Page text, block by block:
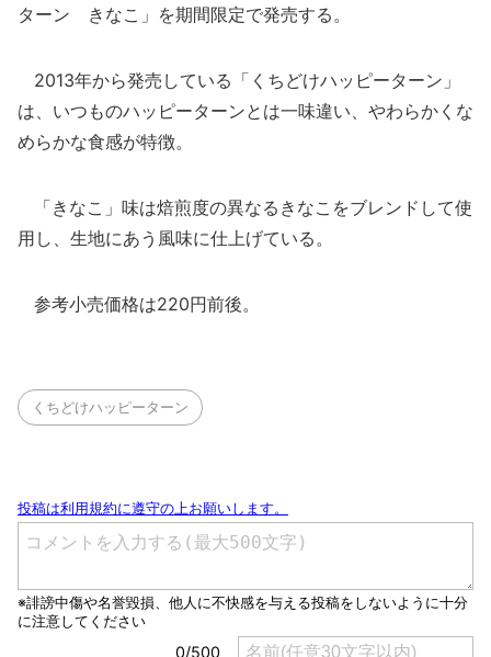
ターン きなこ」を期間限定で発売する。
2013年から発売している「くちどけハッピーターン」
は、いつものハッピーターンとは一味違い、やわらかくな
めらかな食感が特徴。
「きなこ」味は焙煎度の異なるきなこをブレンドして使
用し、生地にあう風味に仕上げている。
参考小売価格は220円前後。
くちどけハッピーターン